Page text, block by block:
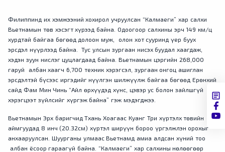
Филиппинд их хэмжээний хохирол учруулсан “Калмаеги” хар салхи
Вьетнамын төв хэсэгт хүрээд байна. Одоогоор салхины эрч 149 км/ц
хурдтай байгаа бөгөөд долоон муж, олон хот сууринд үер буух
эрсдэл нүүрлээд байна. Тус улсын зургаан нисэх буудал хаагдаж,
хэдэн зуун нислэг цуцлагдаад байна. Вьетнамын цэргийн 268,000
гаруй албан хаагч 6,700 техник хэрэгсэл, зургаан онгоц ашиглан
эрсдэлтэй бүсээс иргэдийг нүүлгэн шилжүүлж байгаа бөгөөд Ерөнхий
сайд Фам Мин Чинь “Айл өрхүүдэд хүнс, цэвэр ус болон зайлшгүй
хэрэгцээт зүйлсийг хүргэж байна” гэж мэдэгджээ.
Вьетнамын Эрх баригчид Тхань Хоагаас Куанг Три хүртэлх төвийн
аймгуудад 8 инч (20.32см) хүртэл ширүүн бороо үргэлжлэн орохыг
анхааруулсан. Шуурганы улмаас Вьетнамд амиа алдсан хүний тоо
албан ёсоор гараагүй байна. “Калмаеги” хар салхины нөлөөгөөр